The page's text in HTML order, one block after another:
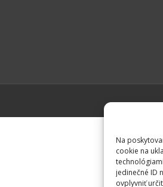
Na
cookie na
jedinečné ID
ovplyvniť